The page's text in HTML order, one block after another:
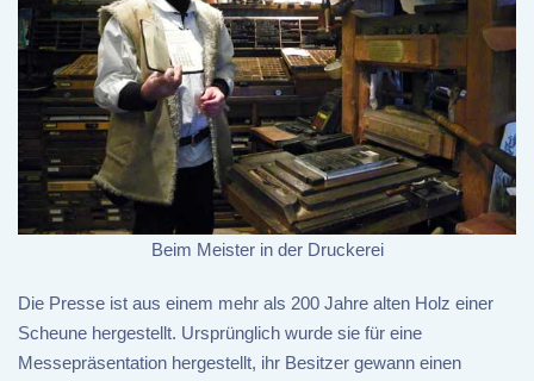
Beim Meister in der Druckerei
Die Presse ist aus einem mehr als 200 Jahre alten Holz einer
Scheune hergestellt. Ursprünglich wurde sie für eine
Messepräsentation hergestellt, ihr Besitzer gewann einen